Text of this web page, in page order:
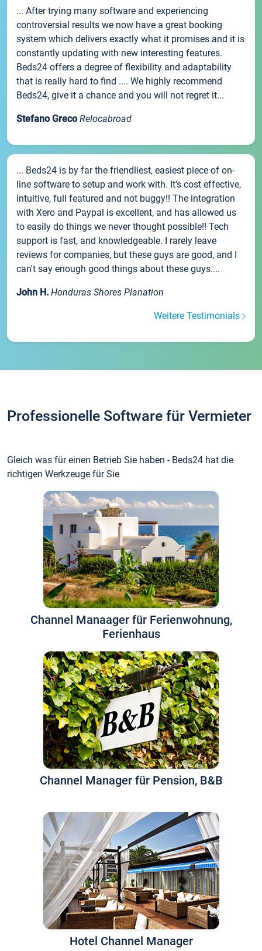
... After trying many software and experiencing
controversial results we now have a great booking
system which delivers exactly what it promises and it is
constantly updating with new interesting features.
Beds24 offers a degree of flexibility and adaptability
that is really hard to find .... We highly recommend
Beds24, give it a chance and you will not regret it...
Stefano Greco Relocabroad
... Beds24 is by far the friendliest, easiest piece of on-
line software to setup and work with. It's cost effective,
intuitive, full featured and not buggy!! The integration
with Xero and Paypal is excellent, and has allowed us
to easily do things we never thought possible!! Tech
support is fast, and knowledgeable. I rarely leave
reviews for companies, but these guys are good, and I
can't say enough good things about these guys....
John H. Honduras Shores Planation
Weitere Testimonials
Professionelle Software für Vermieter
Gleich was für einen Betrieb Sie haben - Beds24 hat die
richtigen Werkzeuge für Sie
Channel Manaager für Ferienwohnung,
Ferienhaus
Channel Manager für Pension, B&B
Hotel Channel Manager